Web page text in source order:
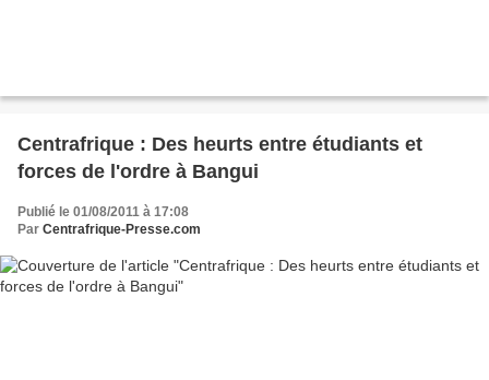
Centrafrique : Des heurts entre étudiants et
forces de l'ordre à Bangui
Publié le 01/08/2011 à 17:08
Par Centrafrique-Presse.com